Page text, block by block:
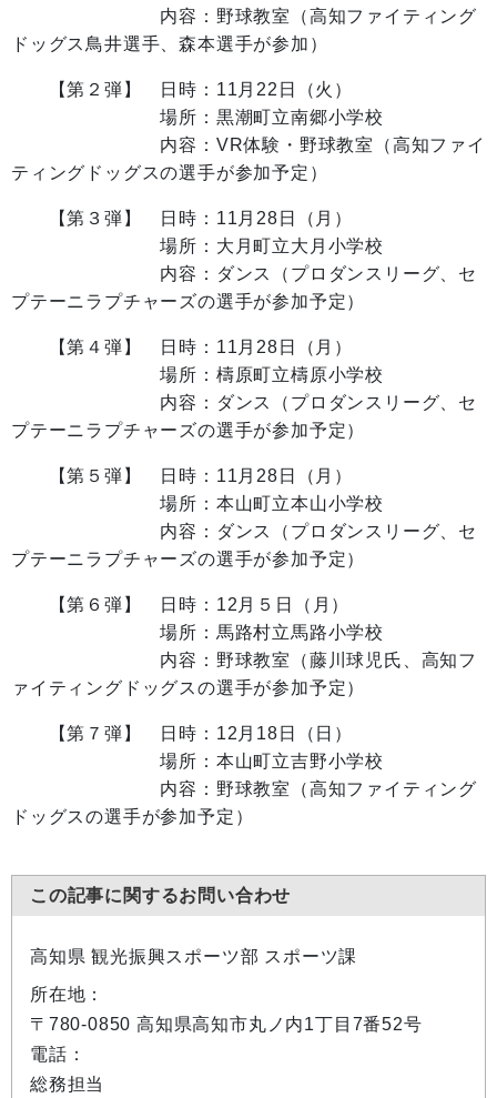
内容：野球教室（高知ファイティング
ドッグス鳥井選手、森本選手が参加）
【第２弾】 日時：11月22日（火）
場所：黒潮町立南郷小学校
内容：VR体験・野球教室（高知ファイ
ティングドッグスの選手が参加予定）
【第３弾】 日時：11月28日（月）
場所：大月町立大月小学校
内容：ダンス（プロダンスリーグ、セ
プテーニラプチャーズの選手が参加予定）
【第４弾】 日時：11月28日（月）
場所：檮原町立檮原小学校
内容：ダンス（プロダンスリーグ、セ
プテーニラプチャーズの選手が参加予定）
【第５弾】 日時：11月28日（月）
場所：本山町立本山小学校
内容：ダンス（プロダンスリーグ、セ
プテーニラプチャーズの選手が参加予定）
【第６弾】 日時：12月５日（月）
場所：馬路村立馬路小学校
内容：野球教室（藤川球児氏、高知フ
ァイティングドッグスの選手が参加予定）
【第７弾】 日時：12月18日（日）
場所：本山町立吉野小学校
内容：野球教室（高知ファイティング
ドッグスの選手が参加予定）
この記事に関するお問い合わせ
高知県 観光振興スポーツ部 スポーツ課
所在地：
〒780-0850 高知県高知市丸ノ内1丁目7番52号
電話：
総務担当